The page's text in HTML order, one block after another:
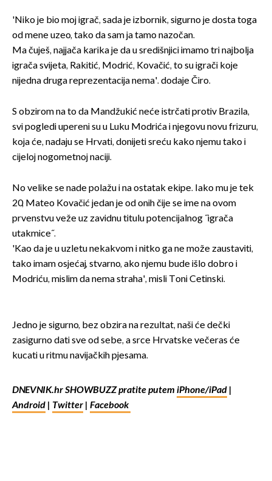
'Niko je bio moj igrač, sada je izbornik, sigurno je dosta toga
od mene uzeo, tako da sam ja tamo nazočan.
Ma čuješ, najjača karika je da u središnjici imamo tri najbolja
igrača svijeta, Rakitić, Modrić, Kovačić, to su igrači koje
nijedna druga reprezentacija nema'. dodaje Čiro.
S obzirom na to da Mandžukić neće istrčati protiv Brazila,
svi pogledi upereni su u Luku Modrića i njegovu novu frizuru,
koja će, nadaju se Hrvati, donijeti sreću kako njemu tako i
cijeloj nogometnoj naciji.
No velike se nade polažu i na ostatak ekipe. Iako mu je tek
20, Mateo Kovačić jedan je od onih čije se ime na ovom
prvenstvu veže uz zavidnu titulu potencijalnog ˝igrača
utakmice˝.
'Kao da je u uzletu nekakvom i nitko ga ne može zaustaviti,
tako imam osjećaj, stvarno, ako njemu bude išlo dobro i
Modriću, mislim da nema straha', misli Toni Cetinski.
Jedno je sigurno, bez obzira na rezultat, naši će dečki
zasigurno dati sve od sebe, a srce Hrvatske večeras će
kucati u ritmu navijačkih pjesama.
DNEVNIK.hr SHOWBUZZ pratite putem iPhone/iPad |
Android | Twitter | Facebook